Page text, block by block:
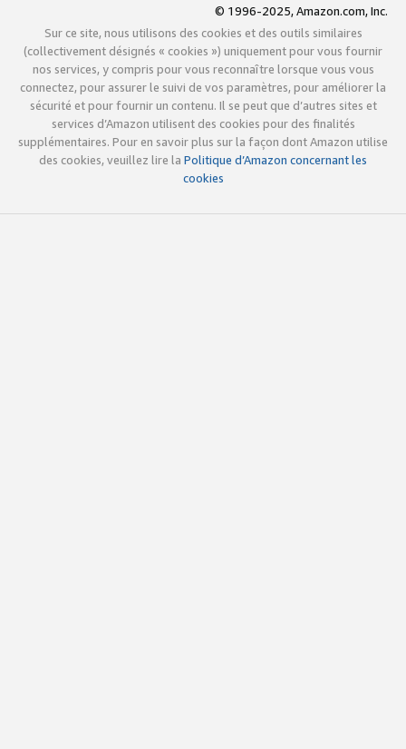
© 1996-2025, Amazon.com, Inc.
Sur ce site, nous utilisons des cookies et des outils similaires
(collectivement désignés « cookies ») uniquement pour vous fournir
nos services, y compris pour vous reconnaître lorsque vous vous
connectez, pour assurer le suivi de vos paramètres, pour améliorer la
sécurité et pour fournir un contenu. Il se peut que d’autres sites et
services d’Amazon utilisent des cookies pour des finalités
supplémentaires. Pour en savoir plus sur la façon dont Amazon utilise
des cookies, veuillez lire la Politique d’Amazon concernant les
cookies